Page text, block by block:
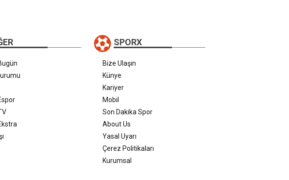
SPORX
Bize Ulaşın
Künye
Kariyer
Mobil
Son Dakika Spor
About Us
Yasal Uyarı
Çerez Politikaları
Kurumsal